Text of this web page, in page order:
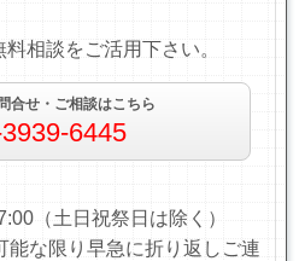
相談をご活用下さい。
合せ・ご相談はこちら
6445
（土日祝祭日は除く）
能な限り早急に折り返しご連